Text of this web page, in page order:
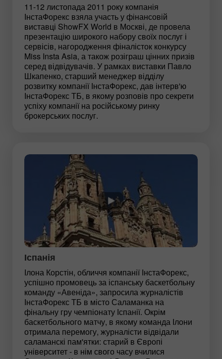
11-12 листопада 2011 року компанія
ІнстаФорекс взяла участь у фінансовій
виставці ShowFX World в Москві, де провела
презентацію широкого набору своїх послуг і
сервісів, нагородження фіналісток конкурсу
Miss Insta Asia, а також розіграш цінних призів
серед відвідувачів. У рамках виставки Павло
Шкапенко, старший менеджер відділу
розвитку компанії ІнстаФорекс, дав інтерв'ю
ІнстаФорекс ТБ, в якому розповів про секрети
успіху компанії на російському ринку
брокерських послуг.
Іспанія
Ілона Корстін, обличчя компанії ІнстаФорекс,
успішно промовець за іспанську баскетбольну
команду «Авеніда», запросила журналістів
ІнстаФорекс ТБ в місто Саламанка на
фінальну гру чемпіонату Іспанії. Окрім
баскетбольного матчу, в якому команда Ілони
отримала перемогу, журналісти відвідали
саламанскі пам'ятки: старий в Європі
університет - в нім свого часу вчилися